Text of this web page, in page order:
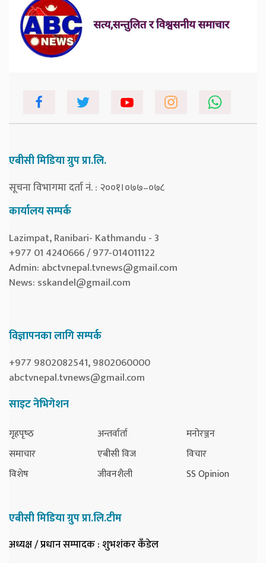
एबीसी मिडिया ग्रुप प्रा.लि.
सूचना विभागमा दर्ता नं. : २००१।०७७–०७८
कार्यालय सम्पर्क
Lazimpat, Ranibari- Kathmandu - 3
+977 01 4240666 / 977-014011122
Admin: abctvnepal.tvnews@gmail.com
News: sskandel@gmail.com
विज्ञापनका लागि सम्पर्क
+977 9802082541, 9802060000
abctvnepal.tvnews@gmail.com
साइट नेभिगेशन
गृहपृष्‍ठ
समाचार
विशेष
अन्तर्वार्ता
एबीसी विज
जीवनशैली
मनोरञ्जन
विचार
SS Opinion
एबीसी मिडिया ग्रुप प्रा.लि.टीम
अध्यक्ष / प्रधान सम्पादक: शुभशंकर कँडेल